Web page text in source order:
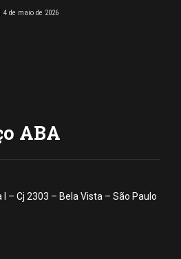
4 de maio de 2026
ABA
– Cj 2303 – Bela Vista – São Paulo